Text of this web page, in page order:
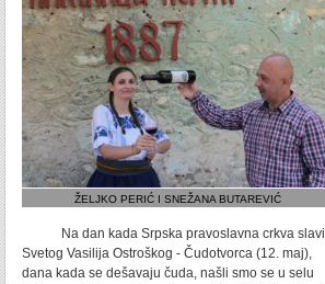
ŽELJKO PERIĆ I SNEŽANA BUTAREVIĆ
Na dan kada Srpska pravoslavna crkva slavi
Svetog Vasilija Ostroškog - Čudotvorca (12. maj),
dana kada se dešavaju čuda, našli smo se u selu